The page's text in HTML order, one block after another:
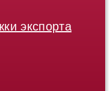
экспорта